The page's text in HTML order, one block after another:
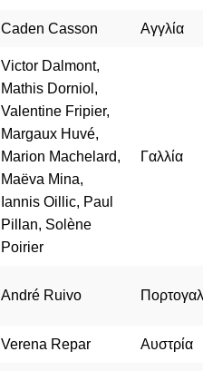
Caden Casson Αγγλία
Victor Dalmont,
Mathis Dorniol,
Valentine Fripier,
Margaux Huvé,
Marion Machelard,
Maëva Mina,
Iannis Oillic, Paul
Pillan, Solène
Poirier
Γαλλία
André Ruivo
Verena Repar Αυστρία